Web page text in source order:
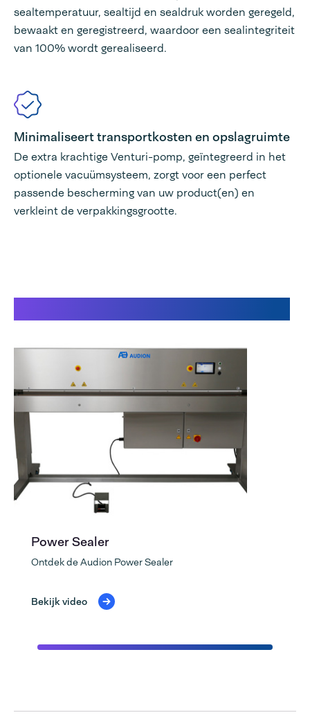
sealtemperatuur, sealtijd en sealdruk worden geregeld,
bewaakt en geregistreerd, waardoor een sealintegriteit
van 100% wordt gerealiseerd.
Minimaliseert transportkosten en opslagruimte
De extra krachtige Venturi-pomp, geïntegreerd in het
optionele vacuümsysteem, zorgt voor een perfect
passende bescherming van uw product(en) en
verkleint de verpakkingsgrootte.
Power Sealer
Ontdek de Audion Power Sealer
Bekijk video